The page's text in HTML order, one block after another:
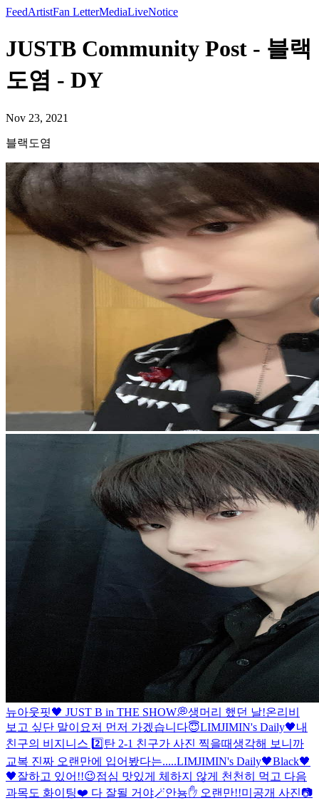
FeedArtistFan LetterMediaLiveNotice
JUSTB Community Post - 블랙
도염 - DY
Nov 23, 2021
블랙도염
뉴아웃핏🖤 JUST B in THE SHOW💭생머리 했던 날!온리비
보고 싶단 말이요저 먼저 가겠습니다😇LIMJIMIN's Daily🖤내
친구의 비지니스 2️⃣탄 2-1 친구가 사진 찍을때생각해 보니까
교복 진짜 오랜만에 입어봤다는.....LIMJIMIN's Daily🖤Black🖤
🖤잘하고 있어!!😉점심 맛있게 체하지 않게 천천히 먹고 다음
과목도 화이팅❤️ 다 잘될 거야🪄안뇽✋ 오랜만!!미공개 사진📷